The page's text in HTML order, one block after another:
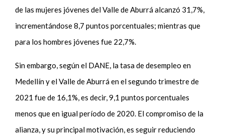
de las mujeres jóvenes del Valle de Aburrá alcanzó 31,7%,
incrementándose 8,7 puntos porcentuales; mientras que
para los hombres jóvenes fue 22,7%.
Sin embargo, según el DANE, la tasa de desempleo en
Medellín y el Valle de Aburrá en el segundo trimestre de
2021 fue de 16,1%, es decir, 9,1 puntos porcentuales
menos que en igual período de 2020. El compromiso de la
alianza, y su principal motivación, es seguir reduciendo